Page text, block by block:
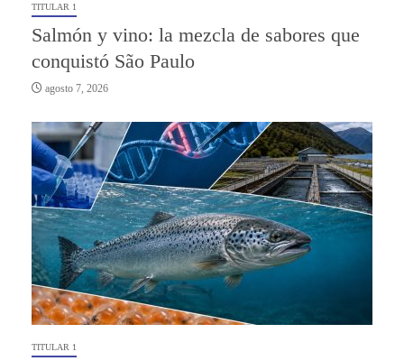
TITULAR 1
Salmón y vino: la mezcla de sabores que
conquistó São Paulo
agosto 7, 2026
TITULAR 1